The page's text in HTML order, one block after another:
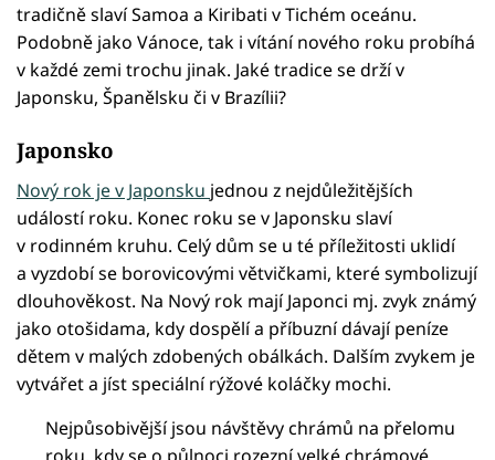
tradičně slaví Samoa a Kiribati v Tichém oceánu.
Podobně jako Vánoce, tak i vítání nového roku probíhá
v každé zemi trochu jinak. Jaké tradice se drží v
Japonsku, Španělsku či v Brazílii?
Japonsko
Nový rok je v Japonsku jednou z nejdůležitějších
událostí roku. Konec roku se v Japonsku slaví
v rodinném kruhu. Celý dům se u té příležitosti uklidí
a vyzdobí se borovicovými větvičkami, které symbolizují
dlouhověkost. Na Nový rok mají Japonci mj. zvyk známý
jako otošidama, kdy dospělí a příbuzní dávají peníze
dětem v malých zdobených obálkách. Dalším zvykem je
vytvářet a jíst speciální rýžové koláčky mochi.
Nejpůsobivější jsou návštěvy chrámů na přelomu
roku, kdy se o půlnoci rozezní velké chrámové